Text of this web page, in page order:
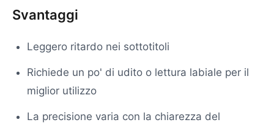
Svantaggi
Leggero ritardo nei sottotitoli
Richiede un po' di udito o lettura labiale per il
miglior utilizzo
La precisione varia con la chiarezza del